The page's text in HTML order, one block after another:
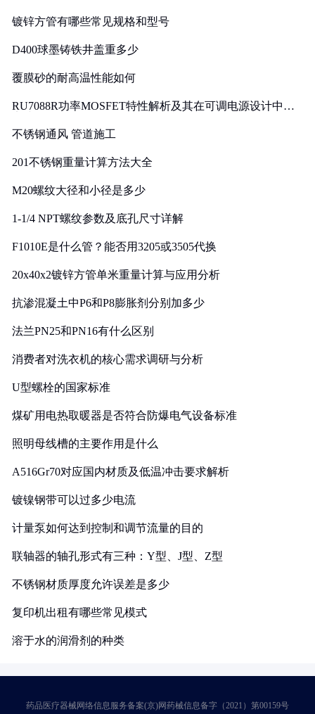
镀锌方管有哪些常见规格和型号
D400球墨铸铁井盖重多少
覆膜砂的耐高温性能如何
RU7088R功率MOSFET特性解析及其在可调电源设计中的
不锈钢通风 管道施工
201不锈钢重量计算方法大全
M20螺纹大径和小径是多少
1-1/4 NPT螺纹参数及底孔尺寸详解
F1010E是什么管？能否用3205或3505代换
20x40x2镀锌方管单米重量计算与应用分析
抗渗混凝土中P6和P8膨胀剂分别加多少
法兰PN25和PN16有什么区别
消费者对洗衣机的核心需求调研与分析
U型螺栓的国家标准
煤矿用电热取暖器是否符合防爆电气设备标准
照明母线槽的主要作用是什么
A516Gr70对应国内材质及低温冲击要求解析
镀镍钢带可以过多少电流
计量泵如何达到控制和调节流量的目的
联轴器的轴孔形式有三种：Y型、J型、Z型
不锈钢材质厚度允许误差是多少
复印机出租有哪些常见模式
溶于水的润滑剂的种类
药品医疗器械网络信息服务备案(京)网药械信息备字（2021）第00159号